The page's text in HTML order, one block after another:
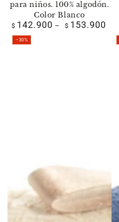
para niños. 100% algodón.
Color Blanco
Precio
$ 142.900 $ 153.900
–30%